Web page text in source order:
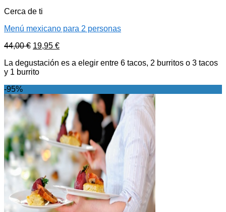
Cerca de ti
Menú mexicano para 2 personas
44,00€ 19,95 €
La degustación es a elegir entre 6 tacos, 2 burritos o 3 tacos
y 1 burrito
-95%